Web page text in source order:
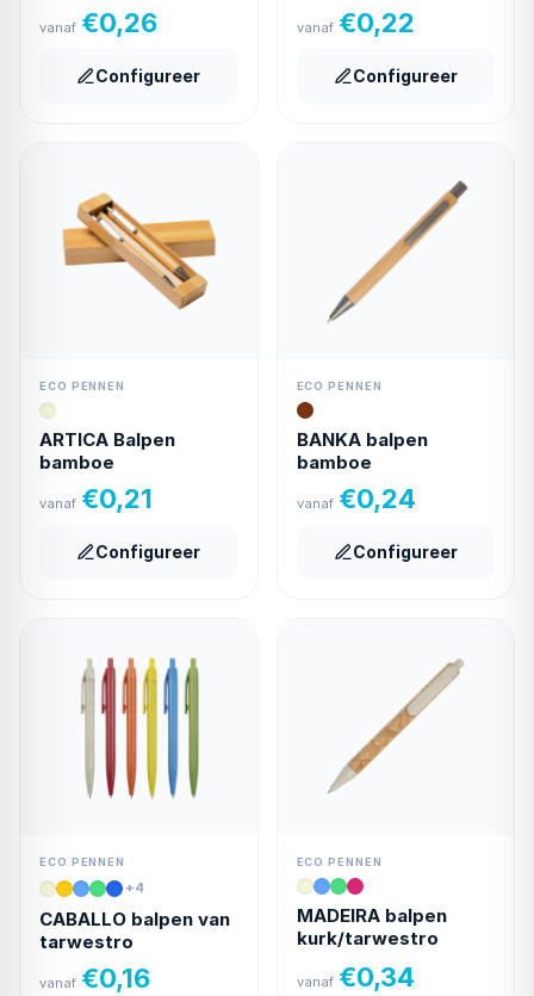
vanaf €0,26
Configureer
vanaf €0,22
Configureer
ECO PENNEN
ARTICA Balpen
bamboe
vanaf €0,21
Configureer
ECO PENNEN
BANKA balpen
bamboe
vanaf €0,24
Configureer
ECO PENNEN
+4
CABALLO balpen van
tarwestro
vanaf €0,16
ECO PENNEN
MADEIRA balpen
kurk/tarwestro
vanaf €0,34